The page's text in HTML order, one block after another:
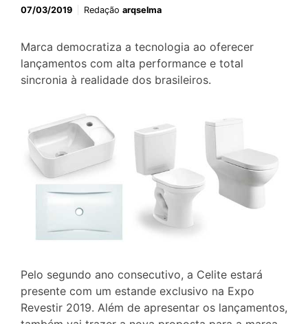
07/03/2019 Redação arqselma
Marca democratiza a tecnologia ao oferecer
lançamentos com alta performance e total
sincronia à realidade dos brasileiros.
Pelo segundo ano consecutivo, a Celite estará
presente com um estande exclusivo na Expo
Revestir 2019. Além de apresentar os lançamentos,